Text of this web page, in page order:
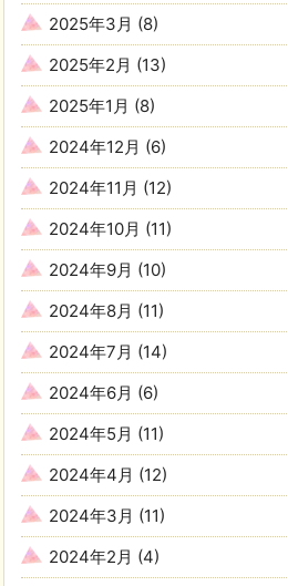
2025年3月 (8)
2025年2月 (13)
2025年1月 (8)
2024年12月 (6)
2024年11月 (12)
2024年10月 (11)
2024年9月 (10)
2024年8月 (11)
2024年7月 (14)
2024年6月 (6)
2024年5月 (11)
2024年4月 (12)
2024年3月 (11)
2024年2月 (4)